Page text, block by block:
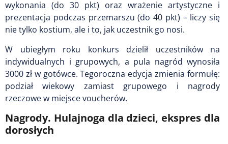
wykonania (do 30 pkt) oraz wrażenie artystyczne i
prezentacja podczas przemarszu (do 40 pkt) – liczy się
nie tylko kostium, ale i to, jak uczestnik go nosi.
W ubiegłym roku konkurs dzielił uczestników na
indywidualnych i grupowych, a pula nagród wynosiła
3000 zł w gotówce. Tegoroczna edycja zmienia formułę:
podział wiekowy zamiast grupowego i nagrody
rzeczowe w miejsce voucherów.
Nagrody. Hulajnoga dla dzieci, ekspres dla
dorosłych